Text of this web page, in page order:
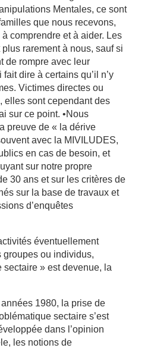
Mentales, ce sont
que nous recevons,
comprendre et à aider. Les
rarement à nous, sauf si
de rompre avec leur
dire à certains qu’il n’y
Victimes directes ou
elles sont cependant des
sur ce point. •Nous
preuve de « la dérive
avec la MIVILUDES,
en cas de besoin, et
sur notre propre
30 ans et sur les critères de
sur la base de travaux et
d’enquêtes
éventuellement
ou individus,
sectaire » est devenue, la
1980, la prise de
sectaire s’est
dans l’opinion
les notions de